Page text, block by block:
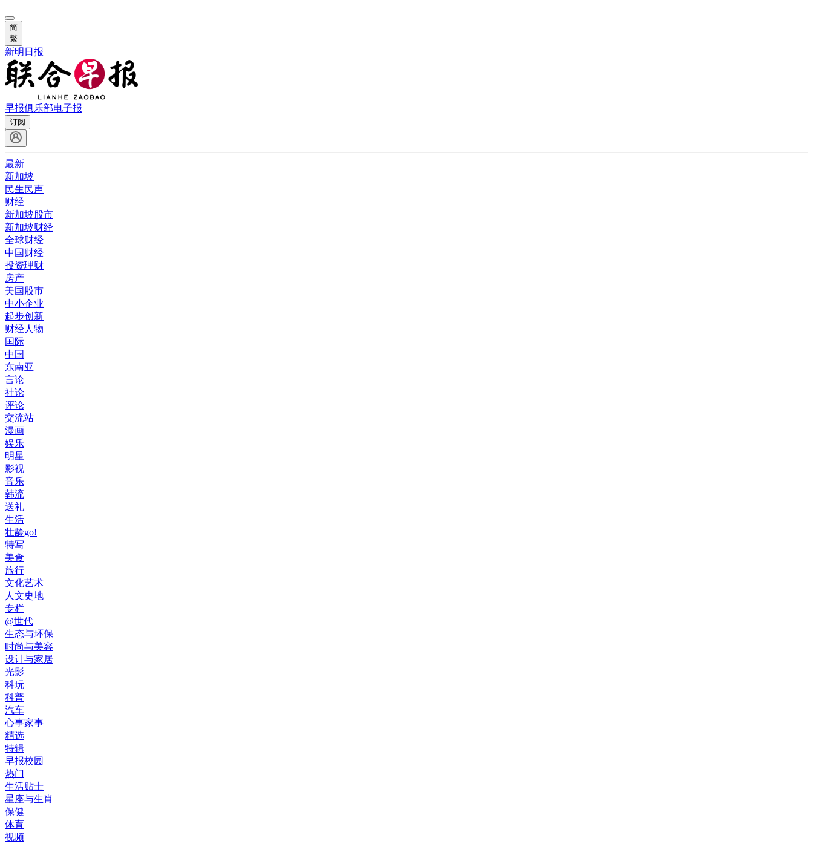
简
繁
新明日报
早报俱乐部电子报
订阅
最新
新加坡
民生民声
财经
新加坡股市
新加坡财经
全球财经
中国财经
投资理财
房产
美国股市
中小企业
起步创新
财经人物
国际
中国
东南亚
言论
社论
评论
交流站
漫画
娱乐
明星
影视
音乐
韩流
送礼
生活
壮龄go!
特写
美食
旅行
文化艺术
人文史地
专栏
@世代
生态与环保
时尚与美容
设计与家居
光影
科玩
科普
汽车
心事家事
精选
特辑
早报校园
热门
生活贴士
星座与生肖
保健
体育
视频